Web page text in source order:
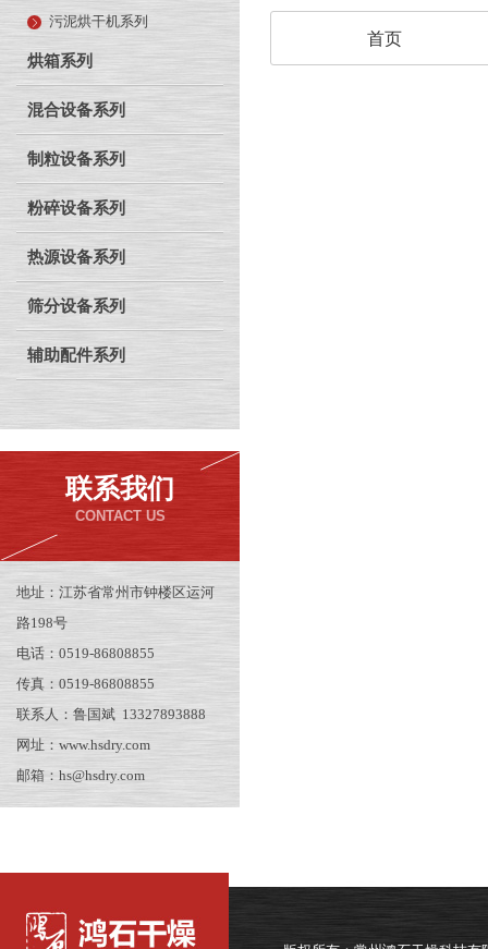
污泥烘干机系列
烘箱系列
混合设备系列
制粒设备系列
粉碎设备系列
热源设备系列
筛分设备系列
辅助配件系列
联系我们
CONTACT US
地址：江苏省常州市钟楼区运河
路198号
电话：0519-86808855
传真：0519-86808855
联系人：鲁国斌 13327893888
网址：www.hsdry.com
邮箱：hs@hsdry.com
首页